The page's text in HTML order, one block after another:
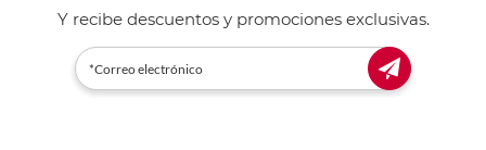
Y recibe descuentos y promociones exclusivas.